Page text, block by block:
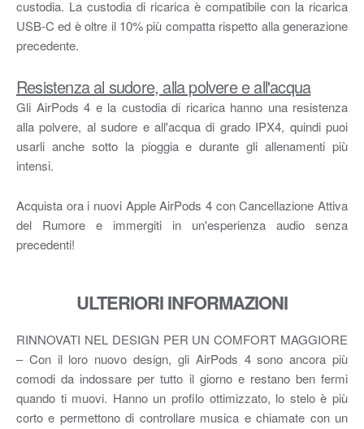
custodia. La custodia di ricarica è compatibile con la ricarica
USB-C ed è oltre il 10% più compatta rispetto alla generazione
precedente.
Resistenza al sudore, alla polvere e all'acqua
Gli AirPods 4 e la custodia di ricarica hanno una resistenza
alla polvere, al sudore e all'acqua di grado IPX4, quindi puoi
usarli anche sotto la pioggia e durante gli allenamenti più
intensi.
Acquista ora i nuovi Apple AirPods 4 con Cancellazione Attiva
del Rumore e immergiti in un'esperienza audio senza
precedenti!
ULTERIORI INFORMAZIONI
RINNOVATI NEL DESIGN PER UN COMFORT MAGGIORE
– Con il loro nuovo design, gli AirPods 4 sono ancora più
comodi da indossare per tutto il giorno e restano ben fermi
quando ti muovi. Hanno un profilo ottimizzato, lo stelo è più
corto e permettono di controllare musica e chiamate con un